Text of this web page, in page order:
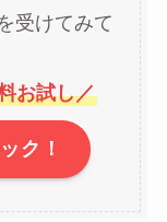
受けてみて
お試し／
ク！